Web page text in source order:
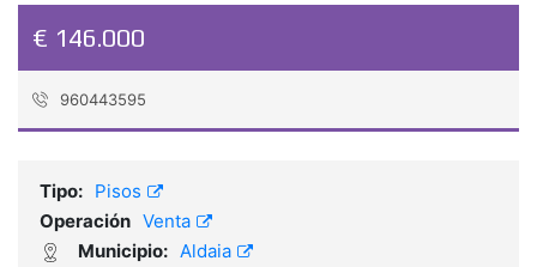
€ 146.000
960443595
Tipo: Pisos
Operación Venta
Municipio: Aldaia